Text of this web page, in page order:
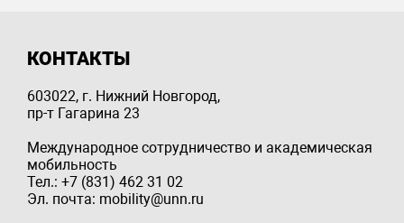
КОНТАКТЫ
603022, г. Нижний Новгород,
пр-т Гагарина 23
Международное сотрудничество и академическая
мобильность
Тел.: +7 (831) 462 31 02
Эл. почта: mobility@unn.ru